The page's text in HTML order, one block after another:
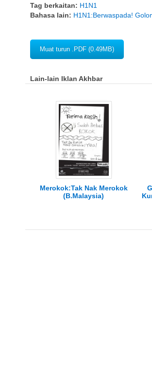
Tag berkaitan: H1N1
Bahasa lain: H1N1:Berwaspada!
Muat turun .PDF (0.49MB)
Lain-lain Iklan Akhbar
Merokok:Tak Nak Merokok
(B.Malaysia)